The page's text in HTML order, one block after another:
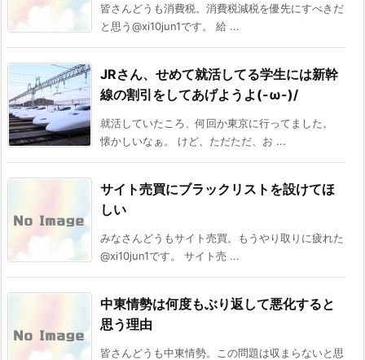
皆さんどうも消費税。消費税減税を優先にすべきだ
と思う@xi10jun1です。 給 ...
JRさん、せめて就活してる学生には新幹
線の割引をしてあげようよ(-ω-)/
就活していたころ、何回か東京に行ってました。
懐かしいなぁ。 けど、ただただ、お ...
サイト売買にブラックリストを設けてほ
しい
みなさんどうもサイト売買。もうやり取りに疲れた
@xi10jun1です。 サイト売 ...
中東情勢は何度もぶり返して悪化すると
思う理由
皆さんどうも中東情勢。この問題は収まらないと思